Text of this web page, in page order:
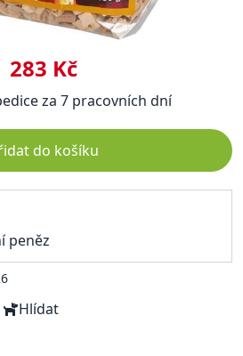
283 Kč
za 7 pracovních dní
do košíku
peněz
Hlídat